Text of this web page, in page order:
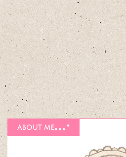
about me｡｡｡*